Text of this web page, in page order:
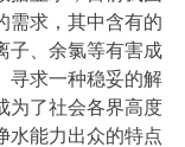
需求，其中含有的
子、余氯等有害成
寻求一种稳妥的解
为了社会各界高度
水能力出众的特点